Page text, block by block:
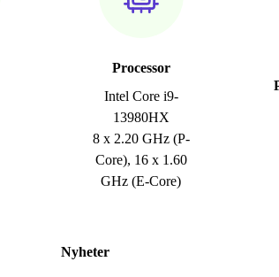
Processor
Intel Core i9-
13980HX
8 x 2.20 GHz (P-
Core), 16 x 1.60
GHz (E-Core)
Nyheter